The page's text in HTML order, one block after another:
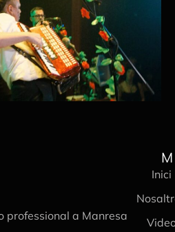
professional a Manresa
Inici